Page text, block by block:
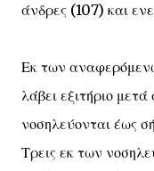
άνδρες (107) και
Εκ των
λάβει εξιτήριο
νοσηλεύονται έως
Τρεις εκ των